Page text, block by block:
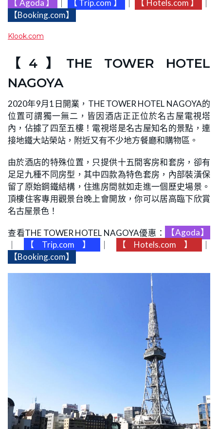
【Agoda】
【Trip.com】 【Hotels.com】
【Booking.com】
Klook.com
【4】THE TOWER HOTEL
NAGOYA
2020年9月1日開業，THE TOWER HOTEL NAGOYA的
位置可謂獨一無二，皆因酒店正正位於名古屋電視塔
內，佔據了四至五樓！電視塔是名古屋知名的景點，連
接地鐵大站榮站，附近又有不少地方餐廳和購物區。
由於酒店的特殊位置，只提供十五間客房和套房，卻有
足足九種不同房型，其中四款為特色套房，內部裝潢保
留了原始鋼鐵結構，住進房間就如走進一個歷史場景。
頂樓住客專用觀景台晚上會開放，你可以居高臨下欣賞
名古屋景色！
查看THE TOWER HOTEL NAGOYA優惠：
【Agoda】
【Trip.com】 【Hotels.com】
【Booking.com】